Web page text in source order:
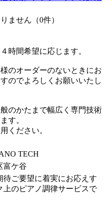
ません（0件）
時間希望に応じます。
のオーダーのないときにお
のでよろしくお願いいたし
のかたまで幅広く専門技術
す。
ください。
TECH
富ケ谷
待ご要望に着実にお応えす
上のピアノ調律サービスで